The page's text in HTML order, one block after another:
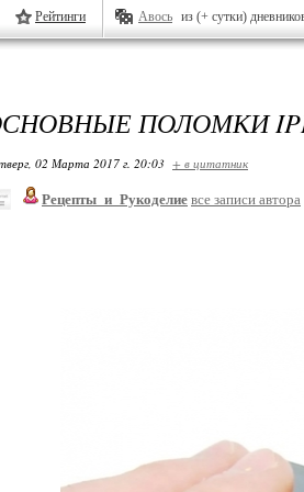
Рейтинги Авось из (+ сутки)
ПОЛОМКИ
02 Марта 2017 г. 20:03 + в цитатник
Рецепты_и_Рукоделие все записи автора